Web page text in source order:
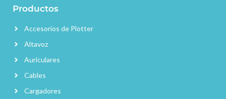
Productos
Accesorios de Plotter
Altavoz
Auriculares
Cables
Cargadores